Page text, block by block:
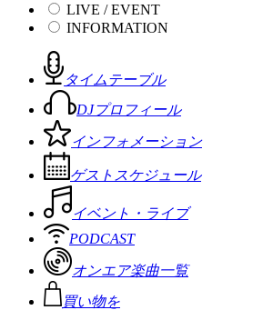
LIVE / EVENT
INFORMATION
タイムテーブル
DJプロフィール
インフォメーション
ゲストスケジュール
イベント・ライブ
PODCAST
オンエア楽曲一覧
買い物を